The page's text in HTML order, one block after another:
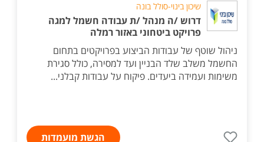
שיכון בינוי-סולל בונה
דרוש /ה מנהל /ת עבודה חשמל למגה
פרויקט ביטחוני באזור רמלה
ניהול שוטף של עבודות הביצוע בפרויקטים בתחום
החשמל משלב שלד הבניין ועד למסירה, כולל סגירת
משימות ועמידה ביעדים. פיקוח על עבודות קבלני...
הגשת מועמדות